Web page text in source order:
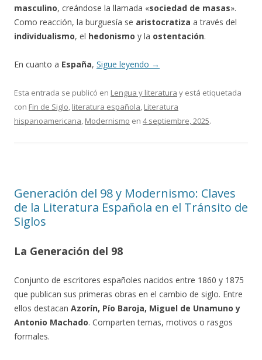
masculino, creándose la llamada «sociedad de masas».
Como reacción, la burguesía se aristocratiza a través del
individualismo, el hedonismo y la ostentación.
En cuanto a España, Sigue leyendo →
Esta entrada se publicó en Lengua y literatura y está etiquetada
con Fin de Siglo, literatura española, Literatura
hispanoamericana, Modernismo en 4 septiembre, 2025.
Generación del 98 y Modernismo: Claves
de la Literatura Española en el Tránsito de
Siglos
La Generación del 98
Conjunto de escritores españoles nacidos entre 1860 y 1875
que publican sus primeras obras en el cambio de siglo. Entre
ellos destacan Azorín, Pío Baroja, Miguel de Unamuno y
Antonio Machado. Comparten temas, motivos o rasgos
formales.